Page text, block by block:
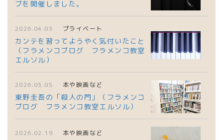
ブを開催しました。
2026.04.03 プライベート
カンテを習ってようやく気付いたこと
（フラメンコブログ フラメンコ教室
エルソル）
2026.03.05 本や映画など
東野圭吾の「殺人の門」（フラメンコ
ブログ フラメンコ教室エルソル）
2026.02.19 本や映画など